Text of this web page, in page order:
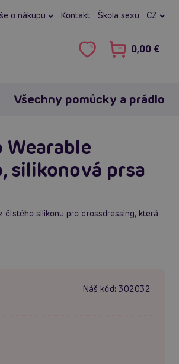
o nákupu Kontakt Škola sexu CZ
0,00 €
Všechny pomůcky a prádlo
Wearable
silikonová prsa
čistého silikonu pro crossdressing, která
Náš kód: 302032